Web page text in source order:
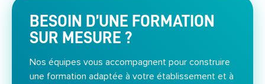
BESOIN D’UNE FORMATION
SUR MESURE ?
Nos équipes vous accompagnent pour construire
une formation adaptée à votre établissement et à